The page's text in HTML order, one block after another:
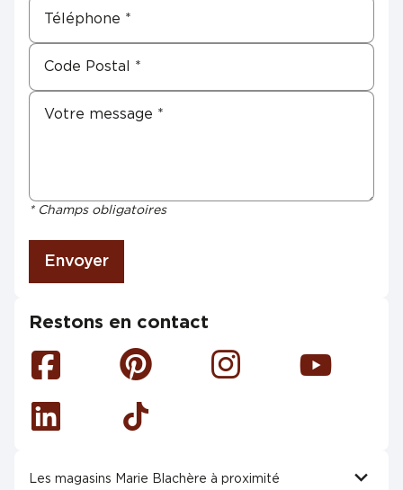
* Champs obligatoires
Envoyer
Restons en contact
Facebook Pinterest Instagram Youtube
Linkedin Tiktok
Les magasins Marie Blachère à proximité